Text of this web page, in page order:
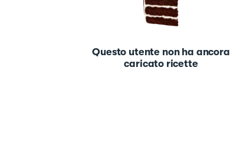
Questo utente non ha ancora
caricato ricette